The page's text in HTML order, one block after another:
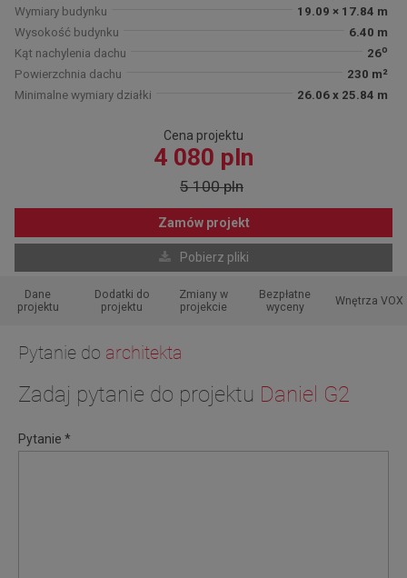
Wymiary budynku
19.09 × 17.84 m
Wysokość budynku
6.40 m
Kąt nachylenia dachu
26o
Powierzchnia dachu
230 m²
Minimalne wymiary działki
26.06 x 25.84 m
Cena projektu
4 080 pln
5 100 pln
Zamów projekt
Pobierz pliki
Dane
projektu
Dodatki do
projektu
Zmiany w
projekcie
Bezpłatne
wyceny
Wnętrza VOX
Pytanie do architekta
Zadaj pytanie do projektu Daniel G2
Pytanie *